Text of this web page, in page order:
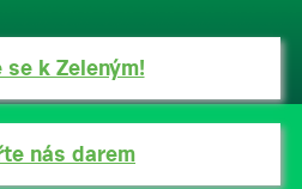
k Zeleným!
nás darem